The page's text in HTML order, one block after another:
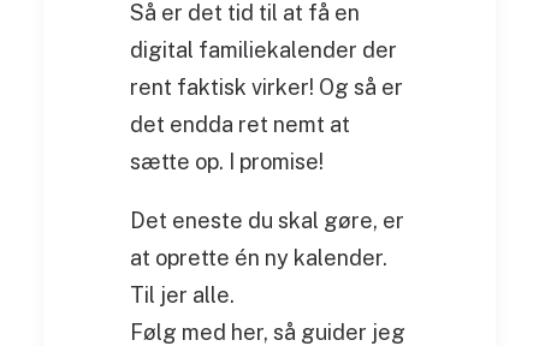
Så er det tid til at få en
digital familiekalender der
rent faktisk virker! Og så er
det endda ret nemt at
sætte op. I promise!
Det eneste du skal gøre, er
at oprette én ny kalender.
Til jer alle.
Følg med her, så guider jeg